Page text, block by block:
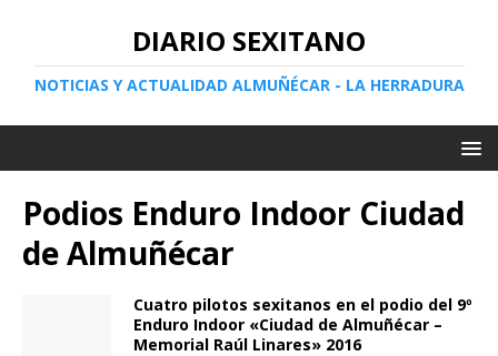
DIARIO SEXITANO
NOTICIAS Y ACTUALIDAD ALMUÑÉCAR - LA HERRADURA
Podios Enduro Indoor Ciudad
de Almuñécar
Cuatro pilotos sexitanos en el podio del 9º
Enduro Indoor «Ciudad de Almuñécar –
Memorial Raúl Linares» 2016